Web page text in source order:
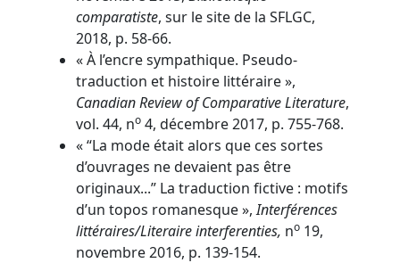
comparatiste, sur le site de la SFLGC,
2018, p. 58-66.
« À l’encre sympathique. Pseudo-
traduction et histoire littéraire »,
Canadian Review of Comparative Literature,
vol. 44, no4, décembre 2017, p. 755-768.
« “La mode était alors que ces sortes
d’ouvrages ne devaient pas être
originaux...” La traduction fictive : motifs
d’un topos romanesque »,Interférences
littéraires/Literaire interferenties, no19,
novembre 2016, p. 139-154.